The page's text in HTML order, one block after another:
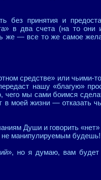
принятия и
в два счета (на то
же — все то же самое
средстве» или чьими-
нашу «благую»
мы сами боимся
моей жизни — отказать
Души и говорить
не манипулируемым будешь!
но я думаю, вам будет